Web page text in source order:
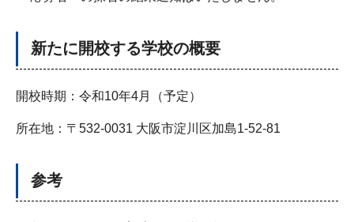
新たに開校する学校の概要
開校時期：令和10年4月（予定）
所在地：〒532-0031 大阪市淀川区加島1-52-81
参考